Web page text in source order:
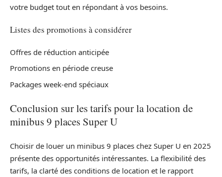
votre budget tout en répondant à vos besoins.
Listes des promotions à considérer
Offres de réduction anticipée
Promotions en période creuse
Packages week-end spéciaux
Conclusion sur les tarifs pour la location de
minibus 9 places Super U
Choisir de louer un minibus 9 places chez Super U en 2025
présente des opportunités intéressantes. La flexibilité des
tarifs, la clarté des conditions de location et le rapport